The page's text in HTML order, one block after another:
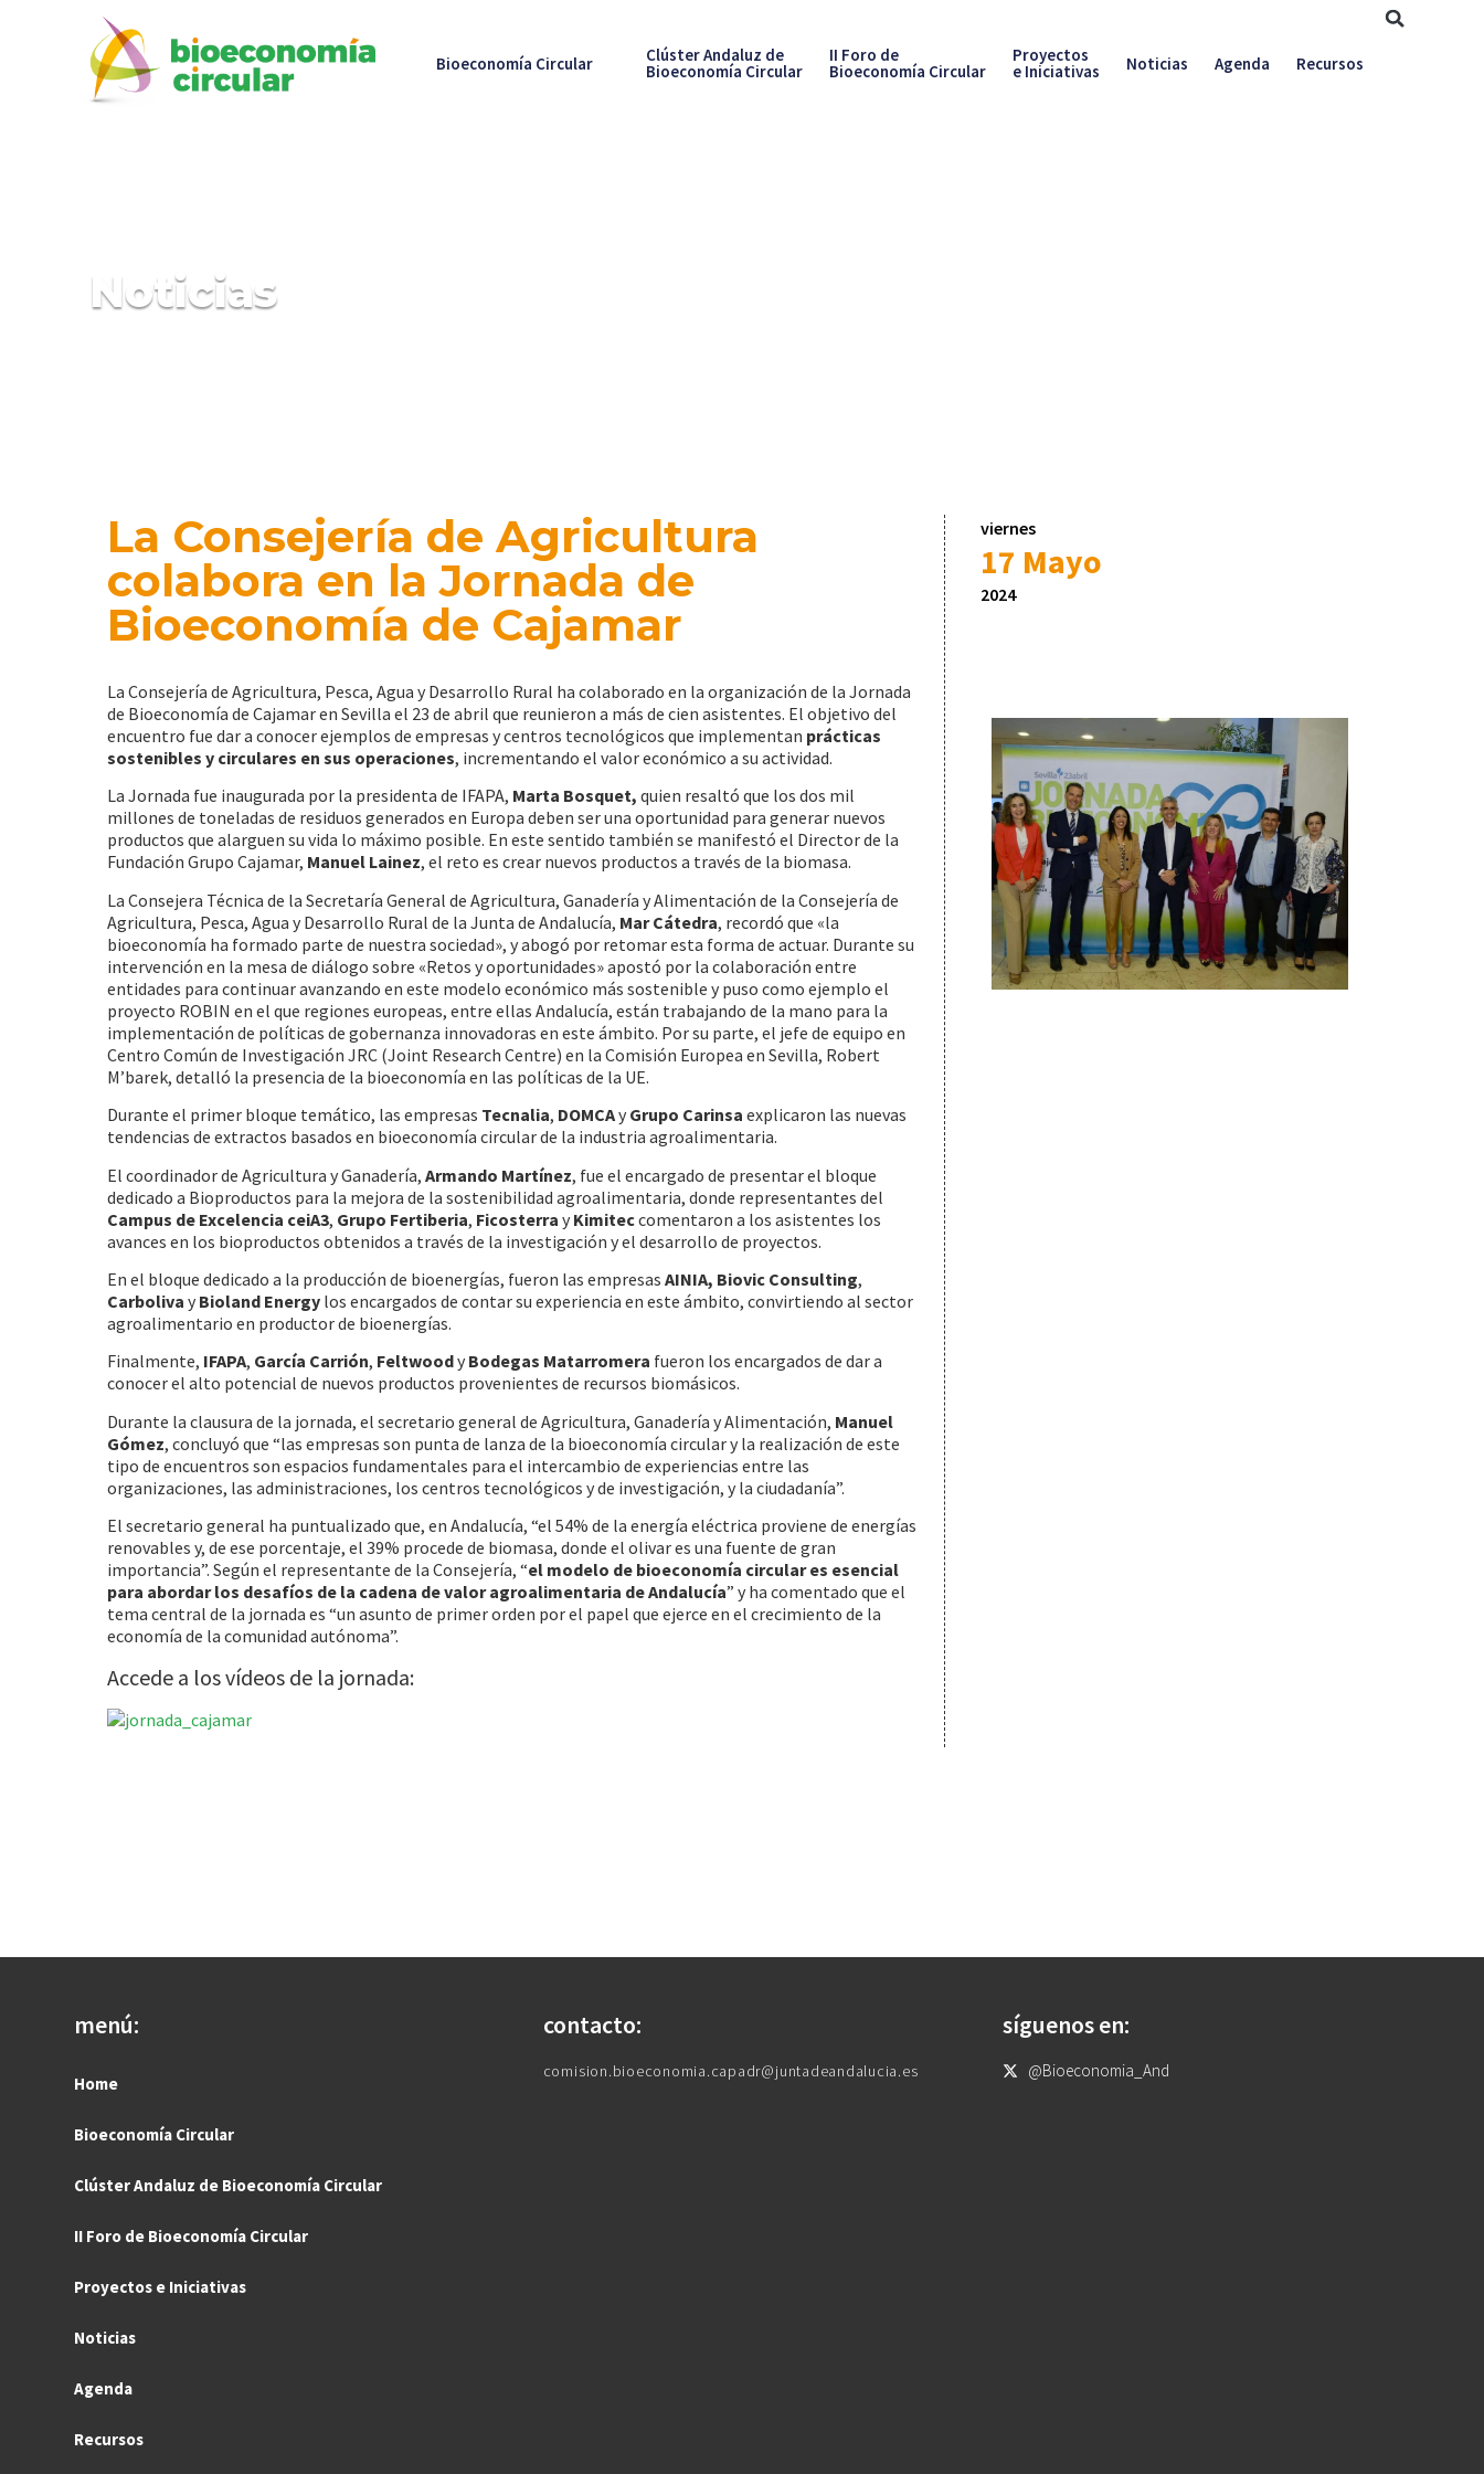
Bioeconomía Circular Clúster Andaluz de
Bioeconomía Circular
II Foro de
Bioeconomía Circular
Proyectos
e Iniciativas Noticias Agenda Recursos
Noticias
La Consejería de Agricultura
colabora en la Jornada de
Bioeconomía de Cajamar
La Consejería de Agricultura, Pesca, Agua y Desarrollo Rural ha colaborado en la organización de la Jornada
de Bioeconomía de Cajamar en Sevilla el 23 de abril que reunieron a más de cien asistentes. El objetivo del
encuentro fue dar a conocer ejemplos de empresas y centros tecnológicos que implementan prácticas
sostenibles y circulares en sus operaciones, incrementando el valor económico a su actividad.
La Jornada fue inaugurada por la presidenta de IFAPA, Marta Bosquet, quien resaltó que los dos mil
millones de toneladas de residuos generados en Europa deben ser una oportunidad para generar nuevos
productos que alarguen su vida lo máximo posible. En este sentido también se manifestó el Director de la
Fundación Grupo Cajamar, Manuel Lainez, el reto es crear nuevos productos a través de la biomasa.
La Consejera Técnica de la Secretaría General de Agricultura, Ganadería y Alimentación de la Consejería de
Agricultura, Pesca, Agua y Desarrollo Rural de la Junta de Andalucía, Mar Cátedra, recordó que «la
bioeconomía ha formado parte de nuestra sociedad», y abogó por retomar esta forma de actuar. Durante su
intervención en la mesa de diálogo sobre «Retos y oportunidades» apostó por la colaboración entre
entidades para continuar avanzando en este modelo económico más sostenible y puso como ejemplo el
proyecto ROBIN en el que regiones europeas, entre ellas Andalucía, están trabajando de la mano para la
implementación de políticas de gobernanza innovadoras en este ámbito. Por su parte, el jefe de equipo en
Centro Común de Investigación JRC (Joint Research Centre) en la Comisión Europea en Sevilla, Robert
M’barek, detalló la presencia de la bioeconomía en las políticas de la UE.
Durante el primer bloque temático, las empresas Tecnalia, DOMCAy Grupo Carinsa explicaron las nuevas
tendencias de extractos basados en bioeconomía circular de la industria agroalimentaria.
El coordinador de Agricultura y Ganadería, Armando Martínez, fue el encargado de presentar el bloque
dedicado a Bioproductos para la mejora de la sostenibilidad agroalimentaria, donde representantes del
Campus de Excelencia ceiA3, Grupo Fertiberia, Ficosterra y Kimiteccomentaron a los asistentes los
avances en los bioproductos obtenidos a través de la investigación y el desarrollo de proyectos.
En el bloque dedicado a la producción de bioenergías, fueron las empresas AINIA, Biovic Consulting,
Carboliva y Bioland Energy los encargados de contar su experiencia en este ámbito, convirtiendo al sector
agroalimentario en productor de bioenergías.
Finalmente, IFAPA, García Carrión, Feltwoody Bodegas Matarromera fueron los encargados de dar a
conocer el alto potencial de nuevos productos provenientes de recursos biomásicos.
Durante la clausura de la jornada, el secretario general de Agricultura, Ganadería y Alimentación, Manuel
Gómez, concluyó que “las empresas son punta de lanza de la bioeconomía circular y la realización de este
tipo de encuentros son espacios fundamentales para el intercambio de experiencias entre las
organizaciones, las administraciones, los centros tecnológicos y de investigación, y la ciudadanía”.
El secretario general ha puntualizado que, en Andalucía, “el 54% de la energía eléctrica proviene de energías
renovables y, de ese porcentaje, el 39% procede de biomasa, donde el olivar es una fuente de gran
importancia”. Según el representante de la Consejería, “el modelo de bioeconomía circular es esencial
para abordar los desafíos de la cadena de valor agroalimentaria de Andalucía” y ha comentado que el
tema central de la jornada es “un asunto de primer orden por el papel que ejerce en el crecimiento de la
economía de la comunidad autónoma”.
Accede a los vídeos de la jornada:
viernes
17 Mayo
2024
menú:
Home
Bioeconomía Circular
Clúster Andaluz de Bioeconomía Circular
II Foro de Bioeconomía Circular
Proyectos e Iniciativas
Noticias
Agenda
Recursos
contacto:
comision.bioeconomia.capadr@juntadeandalucia.es
síguenos en:
@Bioeconomia_And